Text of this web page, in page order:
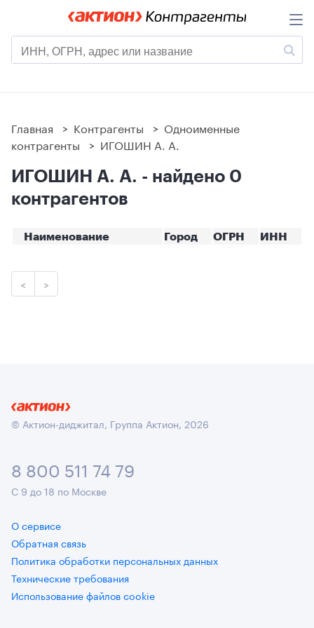
Главная > Контрагенты > Одноименные
контрагенты > ИГОШИН А. А.
ИГОШИН А. А. - найдено 0
контрагентов
Наименование Город ОГРН ИНН
< >
© Актион-диджитал, Группа Актион, 2026
8 800 511 74 79
С 9 до 18 по Москве
О сервисе
Обратная связь
Политика обработки персональных данных
Технические требования
Использование файлов cookie